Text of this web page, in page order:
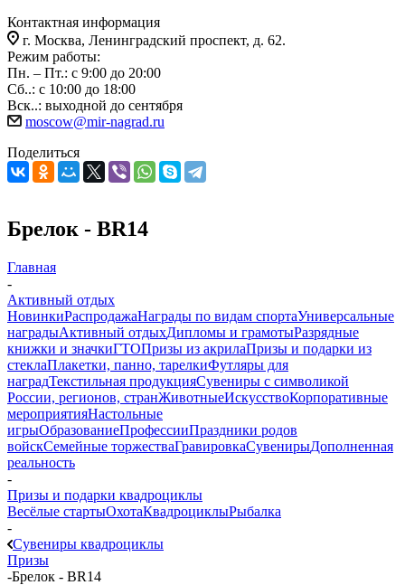
Контактная информация
г. Москва, Ленинградский проспект, д. 62.
Режим работы:
Пн. – Пт.: с 9:00 до 20:00
Сб..: с 10:00 до 18:00
Вск..: выходной до сентября
moscow@mir-nagrad.ru
Поделиться
Брелок - BR14
Главная
-
Активный отдых
НовинкиРаспродажаНаграды по видам спортаУниверсальные
наградыАктивный отдыхДипломы и грамотыРазрядные
книжки и значкиГТОПризы из акрилаПризы и подарки из
стеклаПлакетки, панно, тарелкиФутляры для
наградТекстильная продукцияСувениры с символикой
России, регионов, странЖивотныеИскусствоКорпоративные
мероприятияНастольные
игрыОбразованиеПрофессииПраздники родов
войскСемейные торжестваГравировкаСувенирыДополненная
реальность
-
Призы и подарки квадроциклы
Весёлые стартыОхотаКвадроциклыРыбалка
-
Сувениры квадроциклы
Призы
-Брелок - BR14